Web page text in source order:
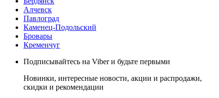
Алчевск
Павлоград
Каменец-Подольский
Бровары
Кременчуг
Подписывайтесь на Viber и будьте первыми
Новинки, интересные новости, акции и распродажи,
скидки и рекомендации